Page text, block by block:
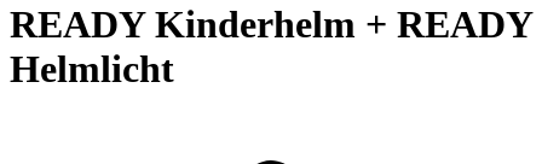
READY Kinderhelm + READY
Helmlicht